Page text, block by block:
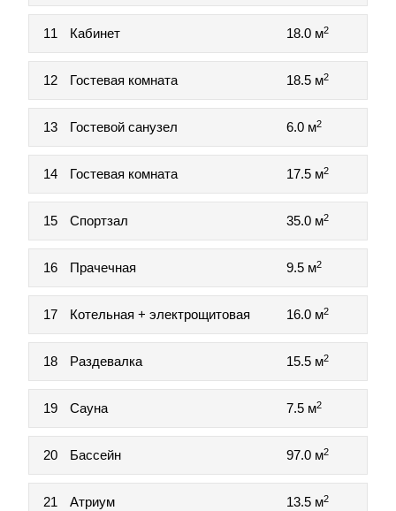
11 Кабинет 18.0 м2
12 Гостевая комната 18.5 м2
13 Гостевой санузел 6.0 м2
14 Гостевая комната 17.5 м2
15 Спортзал 35.0 м2
16 Прачечная 9.5 м2
17 Котельная + электрощитовая 16.0 м2
18 Раздевалка 15.5 м2
19 Сауна 7.5 м2
20 Бассейн 97.0 м2
21 Атриум 13.5 м2